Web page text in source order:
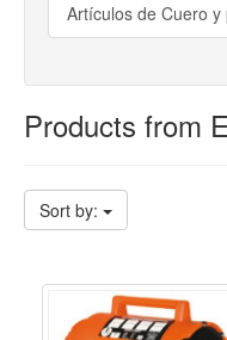
Artículos de Cuero
Products from
Sort by: